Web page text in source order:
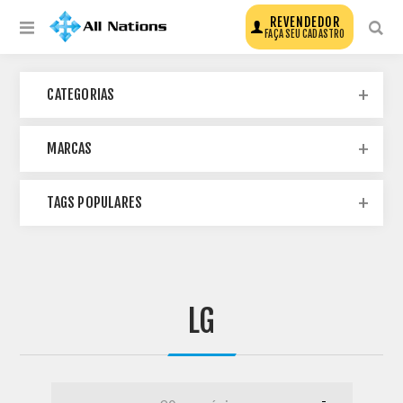
REVENDEDOR
FAÇA SEU CADASTRO
LG
CATEGORIAS
MARCAS
TAGS POPULARES